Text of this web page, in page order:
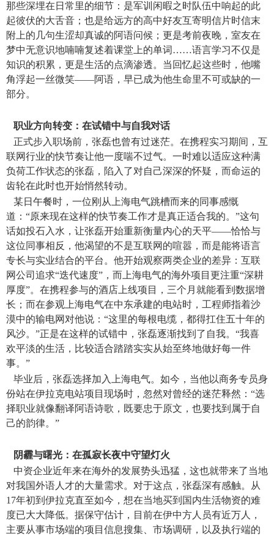
那些深埋在日常里的细节：是军训闲暇之时队伍中响起的此
起彼伏的大舌音；也是给远方的高中好友互寄明信片时信末
附上的几句生涩却真诚的阿语问候；更是考前夜晚，室友在
梦中无意识地喃喃复述着课堂上的单词……语言学习不仅是
知识的积累，更是生活的点滴渗透。当回忆起这些时，他嘴
角浮起一丝微笑——阿语，早已成为他生命里不可或缺的一
部分。
职业方向转变：在试错中与自我对话
正式步入职场前，张磊也曾有过迷茫。在携程实习期间，互
联网行业的快节奏让他一度喘不过气。一时难以适应这种满
负荷工作状态的张磊，陷入了对自己深深的怀疑，而命运的
齿轮在此时也开始悄然转动。
某日午餐时，一位刚从上海电气跳槽而来的同事感慨
道：“原来现在这样的快节奏工作才是真正适合我的。”这句
话如投石入水，让张磊开始重新衡量内心的天平——恰恰与
这位同事相反，他渴望的不是互联网的喧嚣，而是能将语言
专长与实业结合的平台。他开始观察两类企业的差异：互联
网公司追求“迭代速度”，而上海电气的海外项目更注重“深耕
厚度”。在携程参与的酒店上线项目，三个月就能看到数据增
长；而在参观上海电气在中东承建的电站时，工程师指着沙
漠中的输电网对他说：“这里的每根电缆，都得扛住五十年的
风沙。”正是在这样的试错中，张磊逐渐找到了自我。“我喜
欢平淡的生活，比较适合踏踏实实从始至终地做好每一件
事。”
毕业后，张磊选择加入上海电气。如今，当他以商务专员身
份站在伊拉克电站项目现场时，忽然对曾经的迷茫释然：“选
择职业就像翻译阿语诗歌，既要忠于原文，也要找到属于自
己的韵律。”
阴霾与曙光：在孤寂长夜中守望灯火
中资企业近年来在海外的发展势头迅猛，这也就带来了当地
对我国外语人才的大量需求。对于这点，张磊深有感触。从
17年初到伊拉克直至如今，想在当地买到国内生活物资的难
度已大大降低。据保守估计，目前在伊中方人员有近万人，
主要从事市场端的项目信息搜集、市场调研，以及执行端的